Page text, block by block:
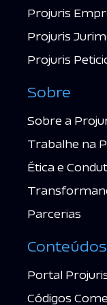
Projuris
Projuris
Projuris
Sobre
Sobre a
Trabalhe na
Ética e
Parcerias
Conteúdos
Portal
Códigos